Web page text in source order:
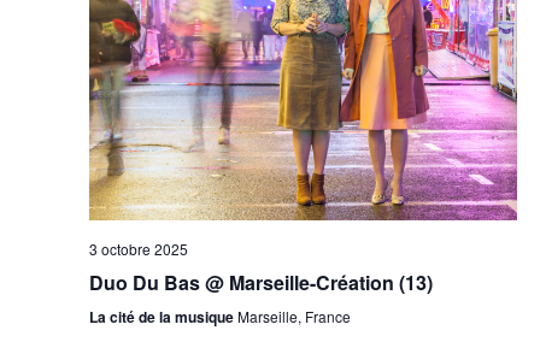
3 octobre 2025
Duo Du Bas @ Marseille-Création (13)
La cité de la musiqueMarseille, France